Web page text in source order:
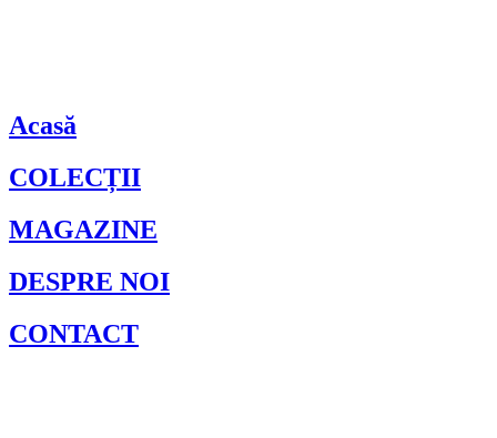
Acasă
COLECȚII
MAGAZINE
DESPRE NOI
CONTACT